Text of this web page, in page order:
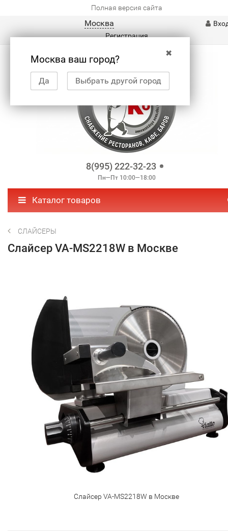
Полная версия сайта
Москва
✖
Москва ваш город?
Да Выбрать другой город
Регистрация
8(995) 222-32-23
Пн—Пт 10:00—18:00
Каталог товаров
СЛАЙСЕРЫ
Слайсер VA-MS2218W в Москве
Слайсер VA-MS2218W в Москве